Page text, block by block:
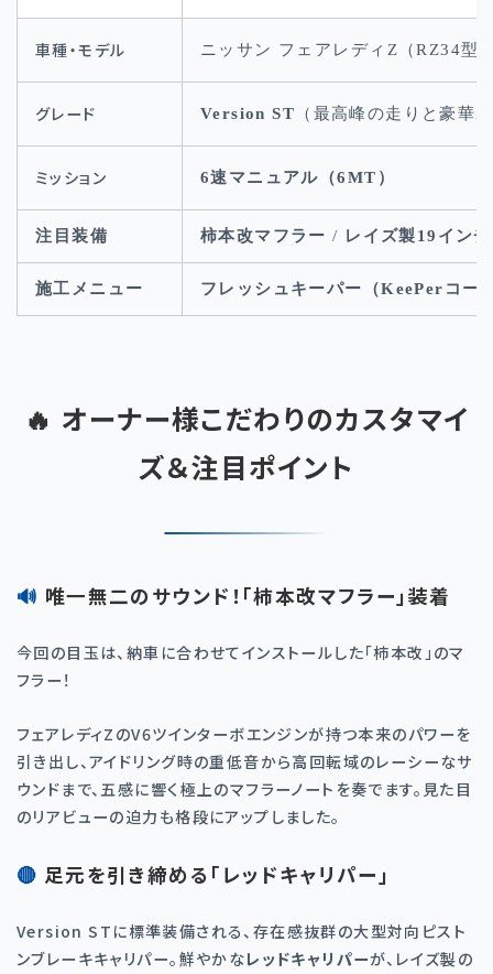
車種・モデル ニッサン フェアレディ Z （RZ34型
グレード Version ST （最高峰の走りと豪華
ミッション 6速マニュアル（6MT ）
注目装備 柿本改マフラー / レイズ製19 イン
施工メニュー フレッシュキーパー（KeePer コー
🔥 オーナー様こだわりのカスタマイ
ズ＆注目ポイント
🔊 唯一無二のサウンド！「柿本改マフラー」装着
今回の目玉は、納車に合わせてインストールした「柿本改」のマ
フラー！
フェアレディZ のV6ツインターボエンジンが持つ本来のパワーを
引き出し、アイドリング時の重低音から高回転域のレーシーなサ
ウンドまで、五感に響く極上のマフラーノートを奏でます。見た目
のリアビューの迫力も格段にアップしました。
🔴 足元を引き締める「レッドキャリパー」
Version STに標準装備される、存在感抜群の大型対向ピスト
ンブレーキキャリパー。鮮やかなレッドキャリパーが、レイズ製の